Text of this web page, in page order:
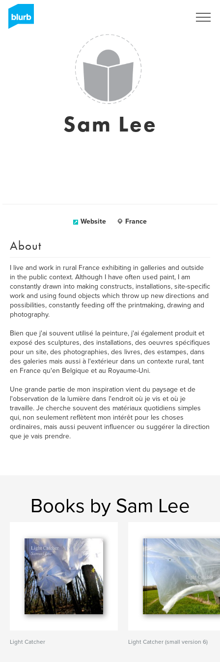
Sam Lee
Website France
About
I live and work in rural France exhibiting in galleries and outside
in the public context. Although I have often used paint, I am
constantly drawn into making constructs, installations, site-specific
work and using found objects which throw up new directions and
possibilities, constantly feeding off the printmaking, drawing and
photography.
Bien que j'ai souvent utilisé la peinture, j'ai également produit et
exposé des sculptures, des installations, des oeuvres spécifiques
pour un site, des photographies, des livres, des estampes, dans
des galeries mais aussi à l'extérieur dans un contexte rural, tant
en France qu'en Belgique et au Royaume-Uni.
Une grande partie de mon inspiration vient du paysage et de
l'observation de la lumière dans l'endroit où je vis et où je
travaille. Je cherche souvent des matériaux quotidiens simples
qui, non seulement reflètent mon intérêt pour les choses
ordinaires, mais aussi peuvent influencer ou suggérer la direction
que je vais prendre.
Books by Sam Lee
Light Catcher Light Catcher (small version 6)